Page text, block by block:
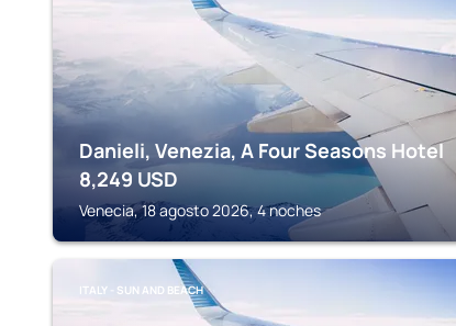
Danieli, Venezia, A Four Seasons Hotel
8,249 USD
Venecia, 18 agosto 2026, 4 noches
ITALY - SUN AND BEACH